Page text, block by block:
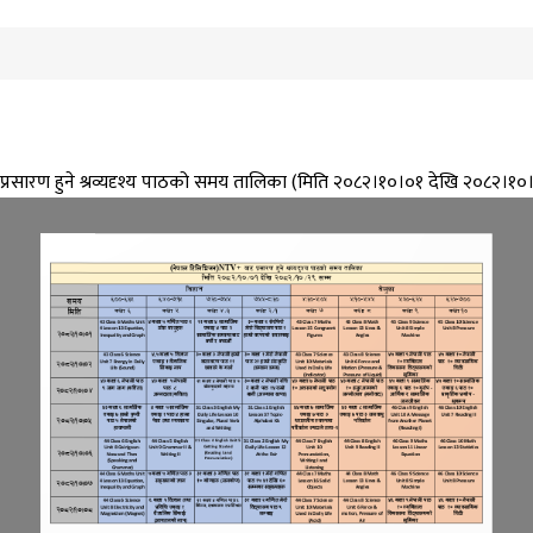
हुने श्रव्यदृश्य पाठको समय तालिका (मिति २०८२।१०।०१ देखि